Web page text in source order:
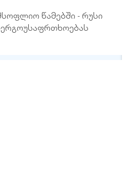
წამებში - რუსი